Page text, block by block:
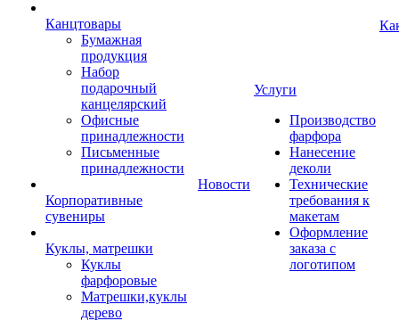
Канцтовары
Бумажная
продукция
Набор
подарочный
канцелярский
Офисные
принадлежности
Письменные
принадлежности
Корпоративные
сувениры
Куклы, матрешки
Куклы
фарфоровые
Матрешки,куклы
дерево
Новости
Услуги
Производство
фарфора
Нанесение
деколи
Технические
требования к
макетам
Оформление
заказа с
логотипом